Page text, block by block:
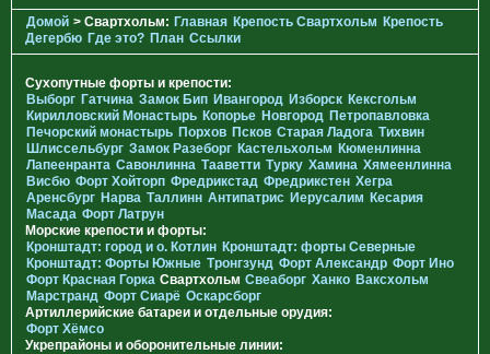
Домой > Свартхольм: Главная Крепость Свартхольм Крепость
Дегербю Где это? План Ссылки
Сухопутные форты и крепости:
Выборг Гатчина Замок Бип Ивангород Изборск Кексгольм
Кирилловский Монастырь Копорье Новгород Петропавловка
Печорcкий монастырь Порхов Псков Старая Ладога Тихвин
Шлиссельбург Замок Разеборг Кастельхольм Кюменлинна
Лапеенранта Савонлинна Тааветти Турку Хамина Хямеенлинна
Висбю Форт Хойторп Фредрикстад Фредрикстен Хегра
Аренсбург Нарва Таллинн Антипатрис Иерусалим Кесария
Масада Форт Латрун
Морские крепости и форты:
Кронштадт: город и о. Котлин Кронштадт: форты Северные
Кронштадт: Форты Южные Тронгзунд Форт Александр Форт Ино
Форт Красная Горка Свартхольм Свеаборг Ханко Ваксхольм
Марстранд Форт Сиарё Оскарсборг
Артиллерийские батареи и отдельные орудия:
Форт Хёмсо
Укрепрайоны и оборонительные линии: